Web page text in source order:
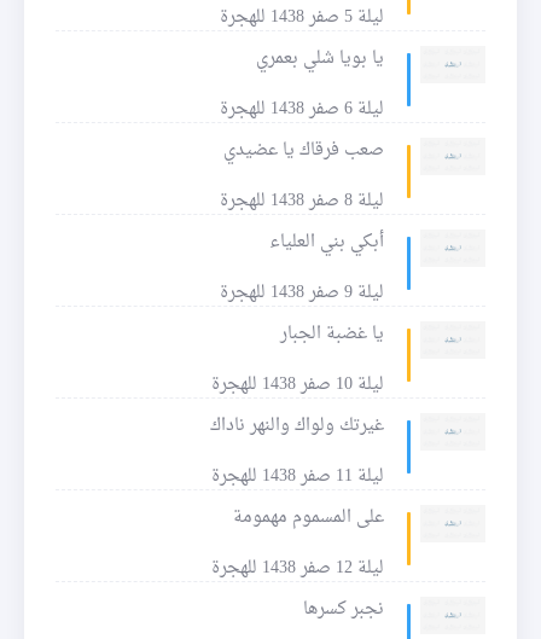
ليلة 5 صفر 1438 للهجرة
يا بويا شلي بعمري
ليلة 6 صفر 1438 للهجرة
صعب فرقاك يا عضيدي
ليلة 8 صفر 1438 للهجرة
أبكي بني العلياء
ليلة 9 صفر 1438 للهجرة
يا غضبة الجبار
ليلة 10 صفر 1438 للهجرة
غيرتك ولواك والنهر ناداك
ليلة 11 صفر 1438 للهجرة
على المسموم مهمومة
ليلة 12 صفر 1438 للهجرة
نجبر كسرها